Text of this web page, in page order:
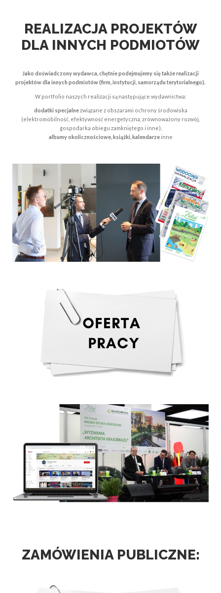
REALIZACJA PROJEKTÓW
DLA INNYCH PODMIOTÓW
Jako doświadczony wydawca, chętnie podejmujemy się także realizacji
projektów dla innych podmiotów (firm, instytucji, samorządu terytorialnego).
W portfolio naszych realizacji są następujące wydawnictwa:
dodatki specjalnezwiązane z obszarami ochrony środowiska
(elektromobilność, efektywność energetyczna, zrównoważony rozwój,
gospodarka obiegu zamkniętego i inne),
albumy okolicznościowe, książki, kalendarzeinne
ZAMÓWIENIA PUBLICZNE: